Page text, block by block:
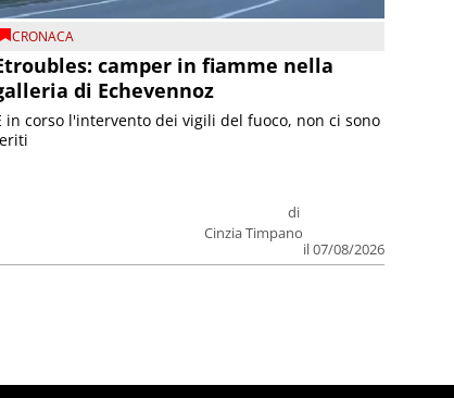
CRONACA
camper in fiamme nella
di Echevennoz
di
Cinzia Timpano
il 07/08/2026
in corso l'intervento dei vigili del fuoco, non ci sono